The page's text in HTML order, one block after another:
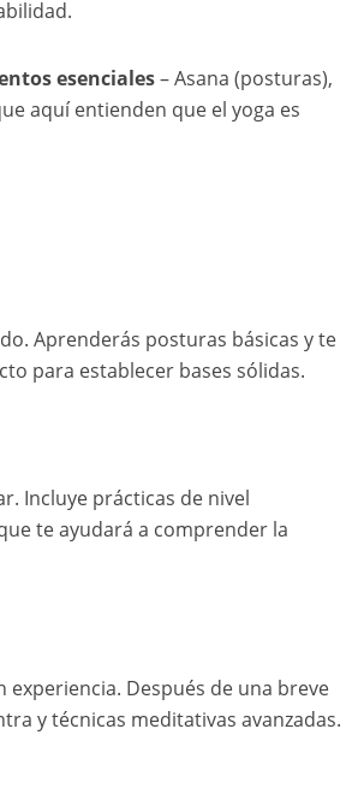
esenciales– Asana (posturas),
aquí entienden que el yoga es
Aprenderás posturas básicas y te
para establecer bases sólidas.
Incluye prácticas de nivel
te ayudará a comprender la
Después de una breve
y técnicas meditativas avanzadas.